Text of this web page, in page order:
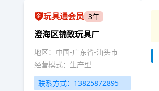
玩具通会员 3年
澄海区锦致玩具厂
地区：中国-广东省-汕头市
经营模式：生产型
联系方式：13825872895